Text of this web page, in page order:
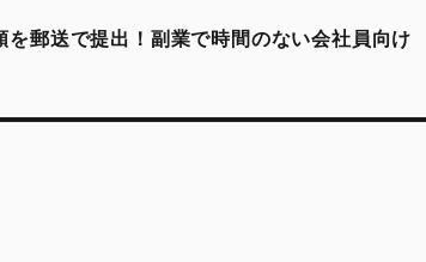
を郵送で提出！副業で時間のない会社員向け